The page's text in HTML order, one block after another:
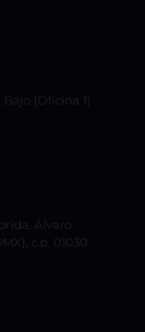
(Oficina 1)
Álvaro
c.p. 01030